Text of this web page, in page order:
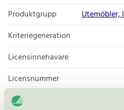
Produktgrupp
Utemöbler,
Kriteriegeneration
Licensinnehavare
Licensnummer
Varumärke